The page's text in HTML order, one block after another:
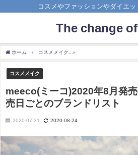
コスメやファッションやダイエ
The change
ホーム コスメメイク
コスメメイク
meeco(ミーコ)2020年8月発
売日ごとのブランドリスト
2020-07-31 2020-08-24